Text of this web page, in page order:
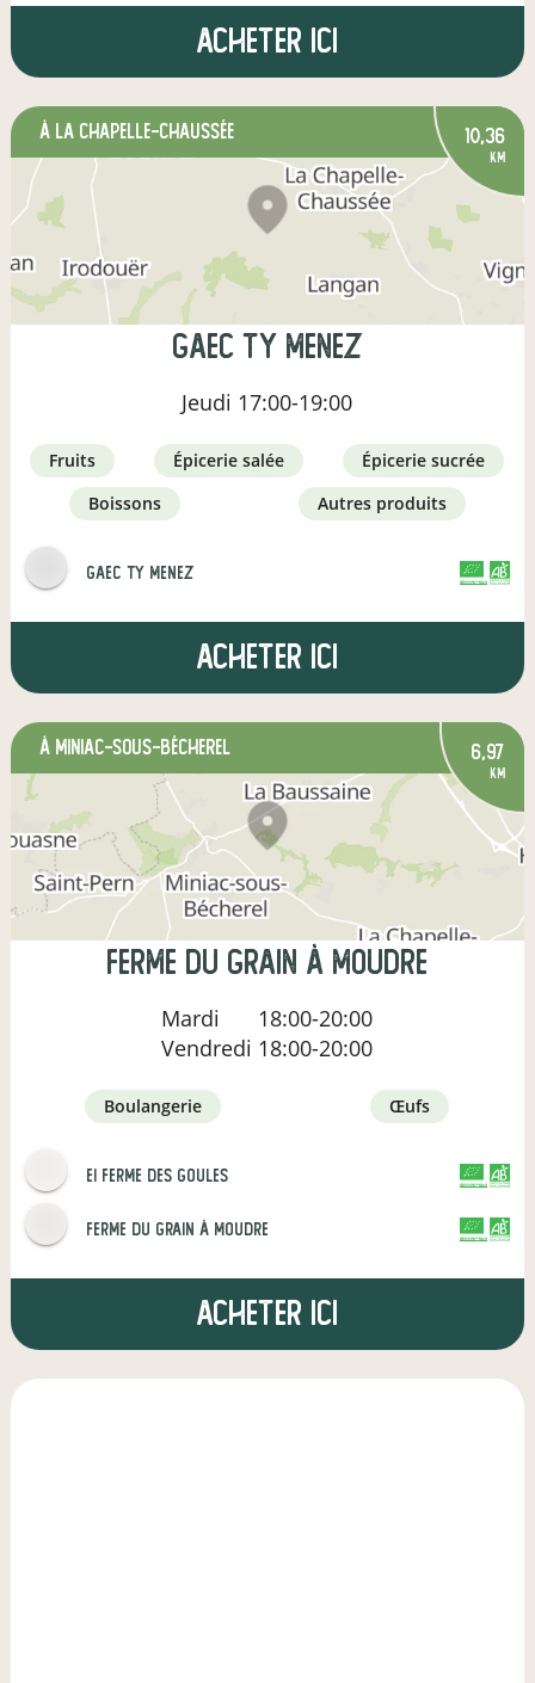
Acheter ici
à La Chapelle-Chaussée 10,36
km
gaec ty menez
Jeudi 17:00-19:00
fruits épicerie salée
épicerie sucrée
boissons
autres produits
gaec ty menez
Acheter ici
à Miniac-sous-Bécherel 6,97
km
Ferme du Grain à Moudre
Mardi
18:00-20:00
Vendredi 18:00-20:00
boulangerie œufs
EI Ferme des goules
Ferme du Grain à Moudre
Acheter ici